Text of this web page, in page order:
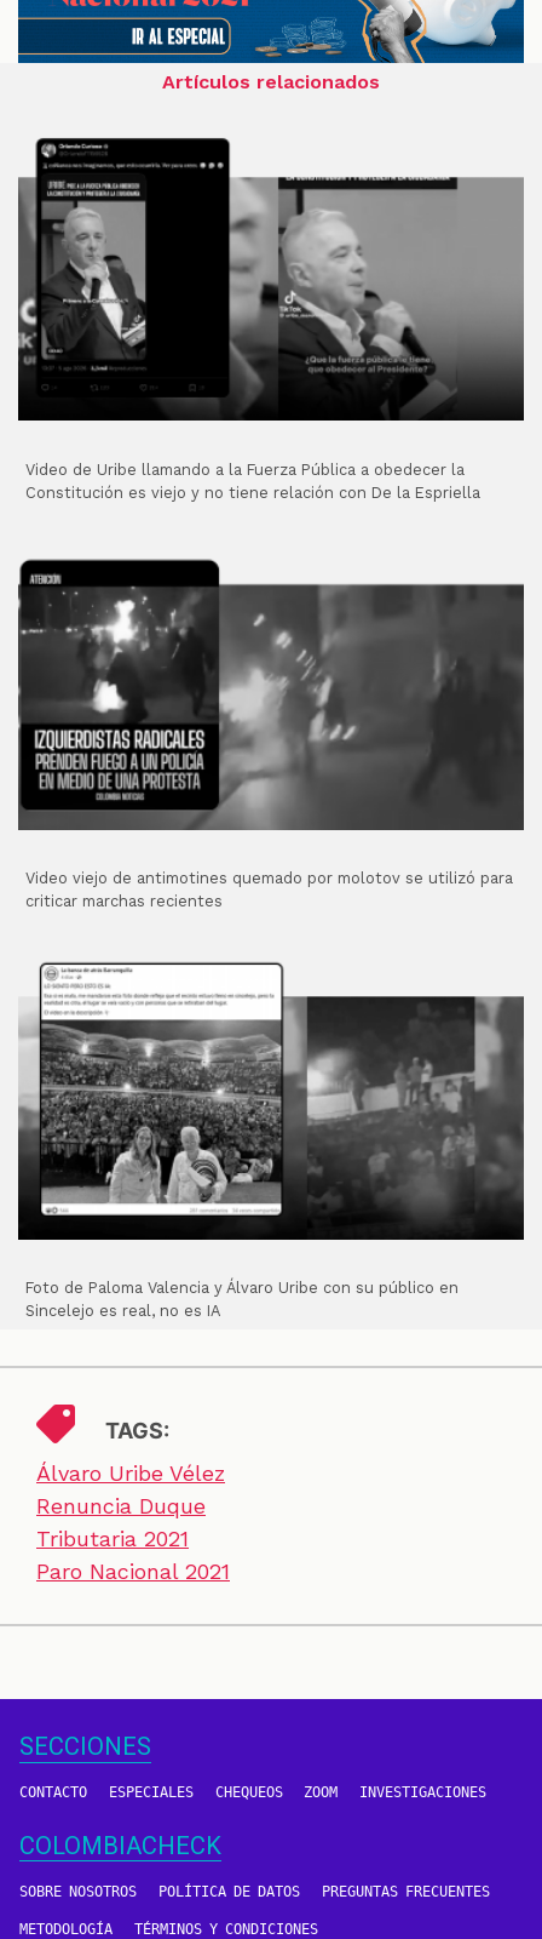
Artículos relacionados
Video de Uribe llamando a la Fuerza Pública a obedecer la
Constitución es viejo y no tiene relación con De la Espriella
Video viejo de antimotines quemado por molotov se utilizó para
criticar marchas recientes
Foto de Paloma Valencia y Álvaro Uribe con su público en
Sincelejo es real, no es IA
TAGS:
Álvaro Uribe Vélez
Renuncia Duque
Tributaria 2021
Paro Nacional 2021
SECCIONES
CONTACTO ESPECIALES CHEQUEOS ZOOM INVESTIGACIONES
COLOMBIACHECK
SOBRE NOSOTROS POLÍTICA DE DATOS PREGUNTAS FRECUENTES
METODOLOGÍA TÉRMINOS Y CONDICIONES